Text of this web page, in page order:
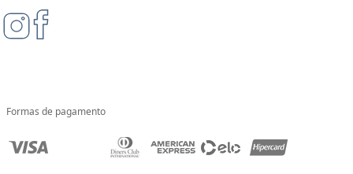
Formas de pagamento